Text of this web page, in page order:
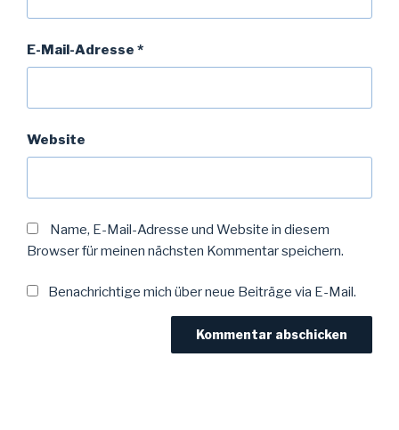
E-Mail-Adresse *
Website
Name, E-Mail-Adresse und Website in diesem
Browser für meinen nächsten Kommentar speichern.
Benachrichtige mich über neue Beiträge via E-Mail.